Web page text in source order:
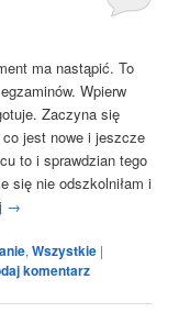
ma nastąpić. To
Wpierw
Zaczyna się
jest nowe i jeszcze
to i sprawdzian tego
się nie odszkolniłam i
→
,Wszystkie |
komentarz